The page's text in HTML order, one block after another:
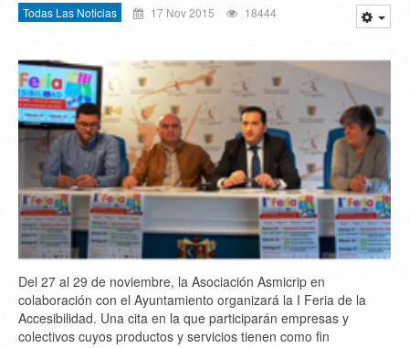
Todas Las Noticias 17 Nov 2015 18444
Del 27 al 29 de noviembre, la Asociación Asmicrip en
colaboración con el Ayuntamiento organizará la I Feria de la
Accesibilidad. Una cita en la que participarán empresas y
colectivos cuyos productos y servicios tienen como fin